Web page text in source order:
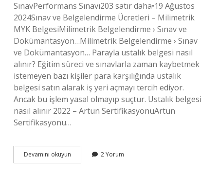
SınavPerformans Sınavı203 satır daha•19 Ağustos
2024Sınav ve Belgelendirme Ücretleri – Milimetrik
MYK BelgesiMilimetrik Belgelendirme › Sınav ve
Dokümantasyon…Milimetrik Belgelendirme › Sınav
ve Dokümantasyon… Parayla ustalık belgesi nasıl
alınır? Eğitim süreci ve sınavlarla zaman kaybetmek
istemeyen bazı kişiler para karşılığında ustalık
belgesi satın alarak iş yeri açmayı tercih ediyor.
Ancak bu işlem yasal olmayıp suçtur. Ustalık belgesi
nasıl alınır 2022 – Artun SertifikasyonuArtun
Sertifikasyonu…
Devamını okuyun
Belgesi
2 Yorum